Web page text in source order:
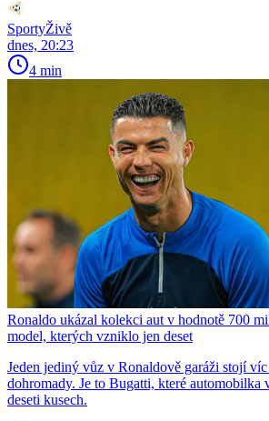
SportyŽivě
dnes, 20:23
4 min
Ronaldo ukázal kolekci aut v hodnotě 700
model, kterých vzniklo jen deset
Jeden jediný vůz v Ronaldově garáži stojí
dohromady. Je to Bugatti, které automobilka
deseti kusech.